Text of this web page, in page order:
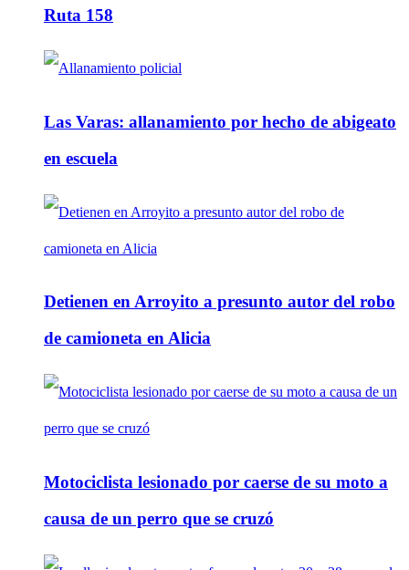
Ruta 158
Las Varas: allanamiento por hecho de abigeato
en escuela
Detienen en Arroyito a presunto autor del robo
de camioneta en Alicia
Motociclista lesionado por caerse de su moto a
causa de un perro que se cruzó